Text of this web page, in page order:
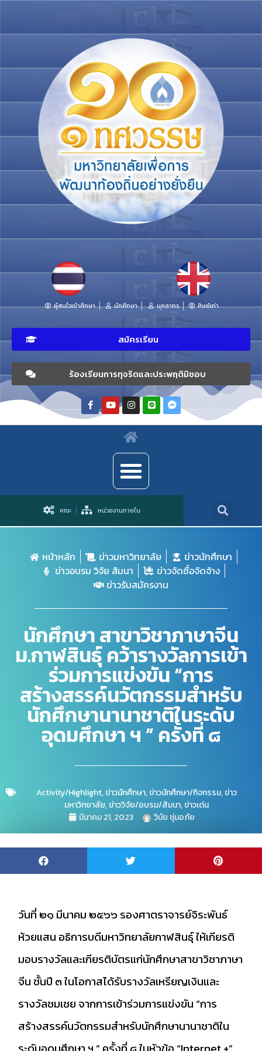
ผู้สนใจเข้าศึกษา นักศึกษา บุคลากร ศิษย์เก่า
สมัครเรียน
ร้องเรียนการทุจริตและประพฤติมิชอบ
คณะ หน่วยงานภายใน
หน้าหลัก ข่าวมหาวิทยาลัย
ข่าวนักศึกษา
ข่าวอบรม วิจัย สัมนา
ข่าวจัดซื้อจัดจ้าง
ข่าวรับสมัครงาน
นักศึกษา สาขาวิชาภาษาจีน
ม.กาฬสินธุ์ คว้ารางวัลการเข้า
ร่วมการแข่งขัน “การ
สร้างสรรค์นวัตกรรมสำหรับ
นักศึกษานานาชาติในระดับ
อุดมศึกษา ฯ ” ครั้งที่ ๘
Activity/Highlight,ข่าวนักศึกษา,ข่าวนักศึกษา/กิจกรรม,ข่าว
มหาวิทยาลัย,ข่าววิจัย/อบรม/สัมนา,ข่าวเด่น
มีนาคม 21, 2023
วินัย ชุ่มอภัย
วันที่ ๒๑ มีนาคม ๒๕๖๖ รองศาตราจารย์จิระพันธ์
ห้วยแสน อธิการบดีมหาวิทยาลัยกาฬสินธุ์ ให้เกียรติ
มอบรางวัลและเกียรติบัตรแก่นักศึกษาสาขาวิชาภาษา
จีน ชั้นปี ๓ ในโอกาสได้รับรางวัลเหรียญเงินและ
รางวัลชมเชย จากการเข้าร่วมการแข่งขัน “การ
สร้างสรรค์นวัตกรรมสำหรับนักศึกษานานาชาติใน